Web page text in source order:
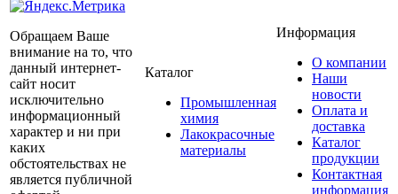
Обращаем Ваше
внимание на то, что
данный интернет-
сайт носит
исключительно
информационный
характер и ни при
каких
обстоятельствах не
является публичной
Каталог
Промышленная
химия
Лакокрасочные
материалы
Информация
О компании
Наши
новости
Оплата и
доставка
Каталог
продукции
Контактная
информация